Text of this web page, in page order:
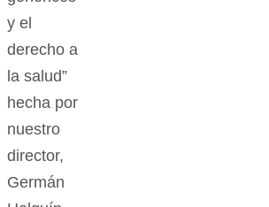
y el
derecho a
la salud”
hecha por
nuestro
director,
Germán